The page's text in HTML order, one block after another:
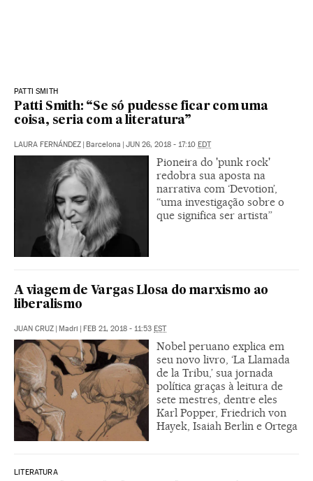
PATTI SMITH
Patti Smith: “Se só pudesse ficar com uma
coisa, seria com a literatura”
LAURA FERNÁNDEZ Barcelona JUN 26, 2018 - 17:10 EDT
Pioneira do 'punk rock'
redobra sua aposta na
narrativa com ‘Devotion’,
“uma investigação sobre o
que significa ser artista”
A viagem de Vargas Llosa do marxismo ao
liberalismo
JUAN CRUZ Madri FEB 21, 2018 - 11:53 EST
Nobel peruano explica em
seu novo livro, ‘La Llamada
de la Tribu,’ sua jornada
política graças à leitura de
sete mestres, dentre eles
Karl Popper, Friedrich von
Hayek, Isaiah Berlin e Ortega
LITERATURA